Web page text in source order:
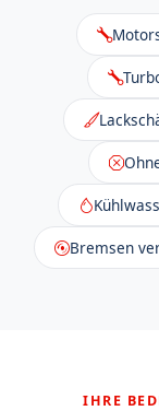
Bremsen
IHRE